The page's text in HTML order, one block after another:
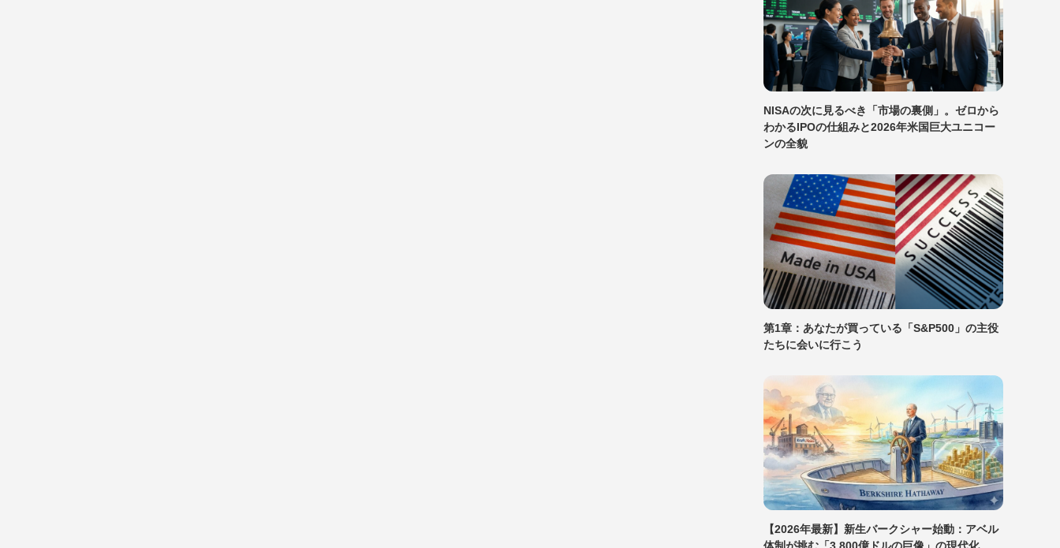
NISAの次に見るべき「市場の裏側」。ゼロから
わかるIPOの仕組みと2026年米国巨大ユニコー
ンの全貌
第1章：あなたが買っている「S&P500」の主役
たちに会いに行こう
【2026年最新】新生バークシャー始動：アベル
体制が挑む「3,800億ドルの巨像」の現代化